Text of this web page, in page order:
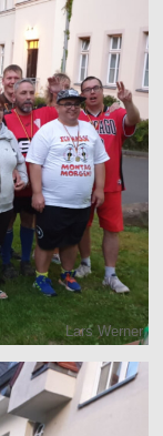
Lars Werner